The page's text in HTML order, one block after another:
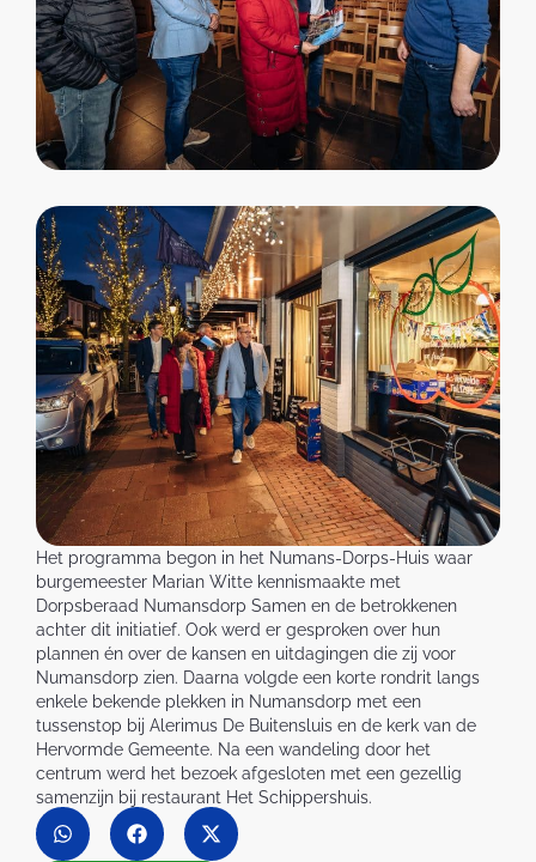
Het programma begon in het Numans-Dorps-Huis waar
burgemeester Marian Witte kennismaakte met
Dorpsberaad Numansdorp Samen en de betrokkenen
achter dit initiatief. Ook werd er gesproken over hun
plannen én over de kansen en uitdagingen die zij voor
Numansdorp zien. Daarna volgde een korte rondrit langs
enkele bekende plekken in Numansdorp met een
tussenstop bij Alerimus De Buitensluis en de kerk van de
Hervormde Gemeente. Na een wandeling door het
centrum werd het bezoek afgesloten met een gezellig
samenzijn bij restaurant Het Schippershuis.